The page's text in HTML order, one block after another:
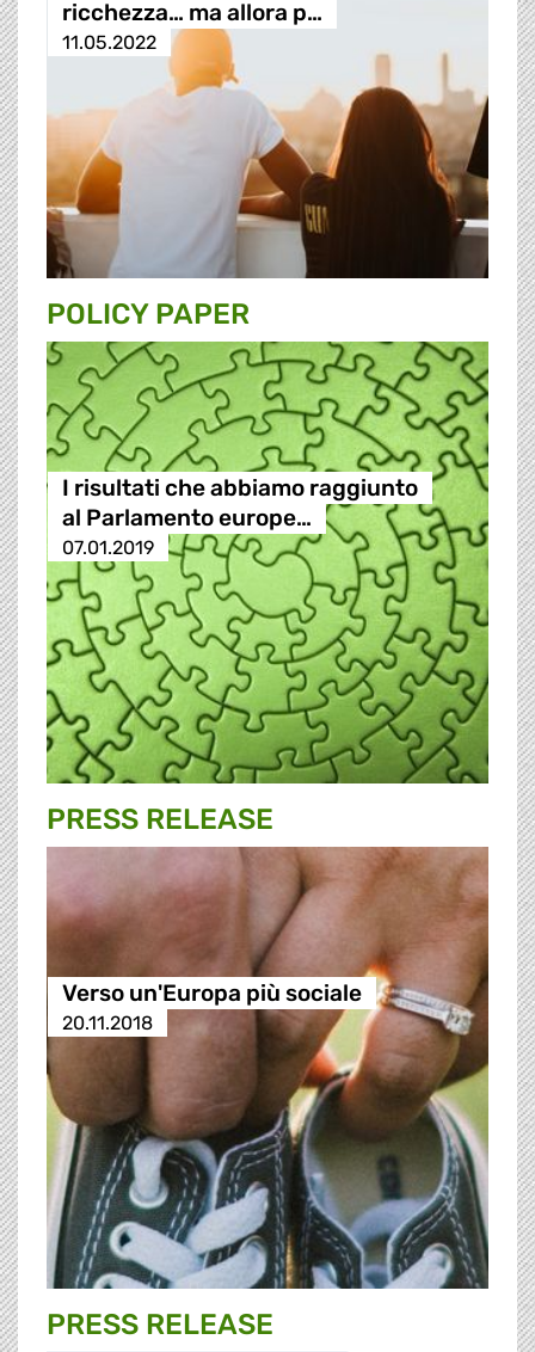
ricchezza… ma allora p…
11.05.2022
POLICY PAPER
I risultati che abbiamo raggiunto
al Parlamento europe…
07.01.2019
PRESS RELEASE
Verso un'Europa più sociale
20.11.2018
PRESS RELEASE